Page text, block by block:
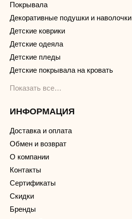
Покрывала
Декоративные подушки и наволочки
Детские коврики
Детские одеяла
Детские пледы
Детские покрывала на кровать
Показать все…
ИНФОРМАЦИЯ
Доставка и оплата
Обмен и возврат
О компании
Контакты
Сертификаты
Скидки
Бренды